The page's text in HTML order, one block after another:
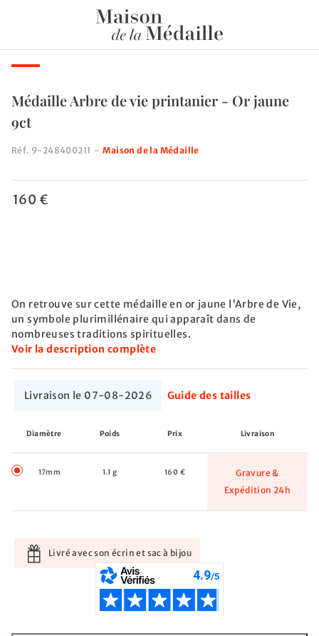
Médaille Arbre de vie printanier - Or jaune
9ct
Réf. 9-248400211 -Maison de la Médaille
160 €
On retrouve sur cette médaille en or jaune l'Arbre de Vie,
un symbole plurimillénaire qui apparaît dans de
nombreuses traditions spirituelles.
Voir la description complète
Livraison le 07-08-2026 Guide des tailles
Diamètre Poids Prix Livraison
17mm 1.1 g 160 €
Gravure &
Expédition 24h
Livré avec son écrin et sac à bijou